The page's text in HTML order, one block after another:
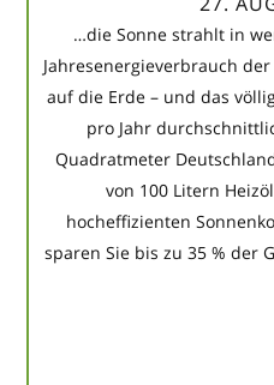
…die Sonne strahlt in
Jahresenergieverbrauch
auf die Erde – und das
pro Jahr
Quadratmeter
von 100 Litern
hocheffizienten
sparen Sie bis zu 35 % der